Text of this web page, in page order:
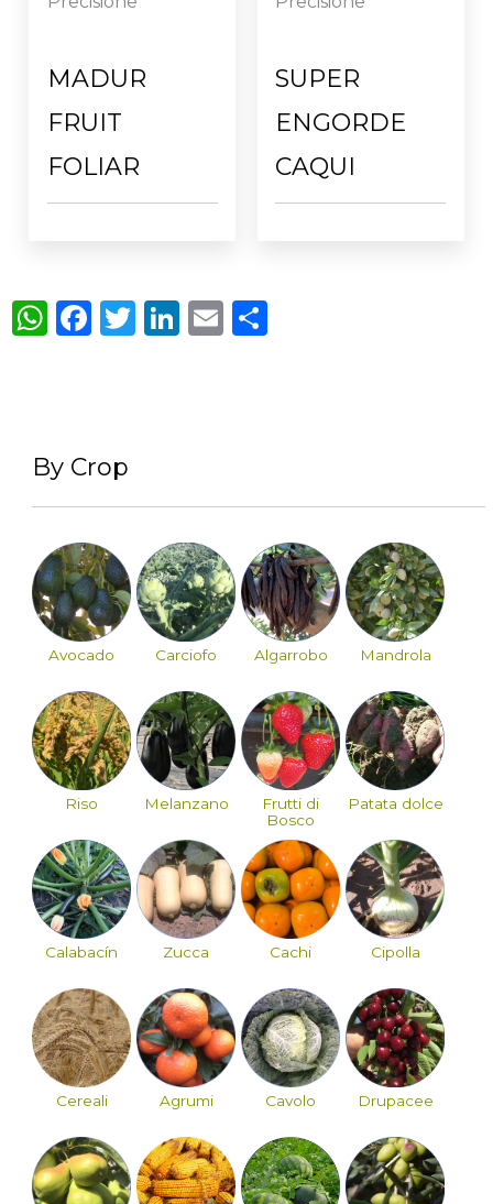
MADUR
FRUIT
FOLIAR
SUPER
ENGORDE
CAQUI
By Crop
Avocado Carciofo Algarrobo Mandrola
Riso Melanzano
Frutti di
Bosco
Patata dolce
Calabacín Zucca Cachi Cipolla
Cereali Agrumi Cavolo Drupacee